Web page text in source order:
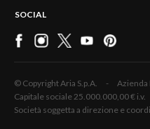
SOCIAL
© Copyright Aria S.p.A. -
Capitale sociale 25.000.000,00 €
Società soggetta a direzione e